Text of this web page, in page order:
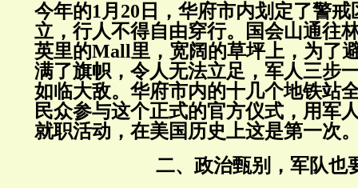
今年的1月20日，华府市内划定了警
立，行人不得自由穿行。国会山通往
英里的Mall里，宽阔的草坪上，为了
满了旗帜，令人无法立足，军人三步
如临大敌。华府市内的十几个地铁站
民众参与这个正式的官方仪式，用军
就职活动，在美国历史上这是第一次
二、政治甄别，军队也